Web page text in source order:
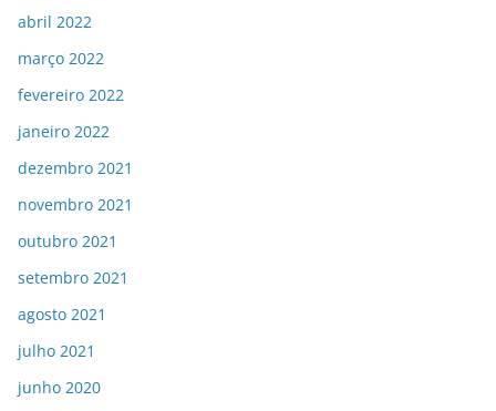
abril 2022
março 2022
fevereiro 2022
janeiro 2022
dezembro 2021
novembro 2021
outubro 2021
setembro 2021
agosto 2021
julho 2021
junho 2020